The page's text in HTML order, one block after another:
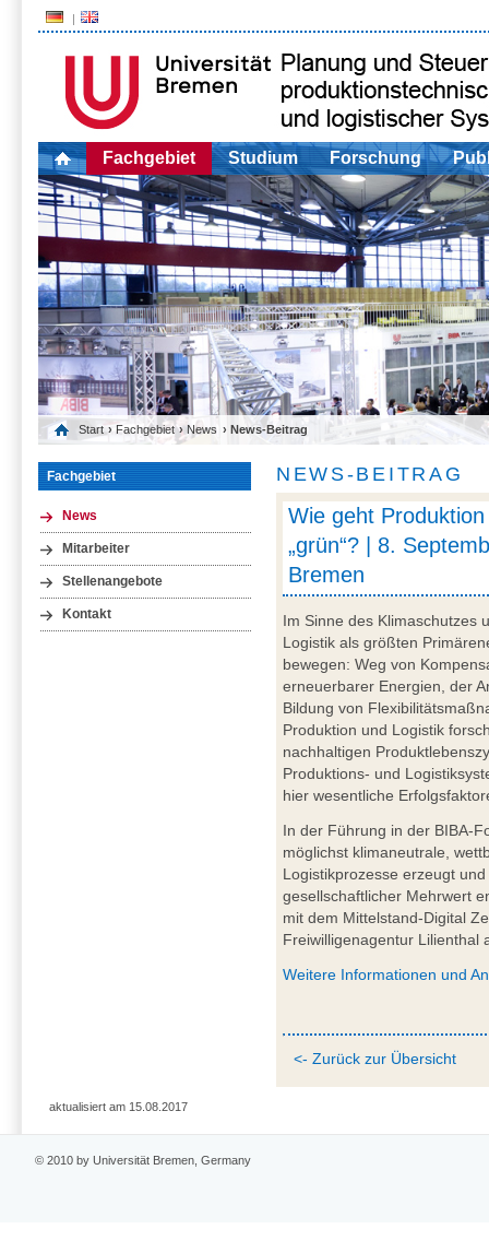
Fachgebiet Studium Forschung
Start › Fachgebiet › News › News-Beitrag
Fachgebiet
News
Mitarbeiter
Stellenangebote
Kontakt
NEWS-BEITRAG
Wie geht
„grün“? | 8.
Bremen
Im Sinne des Klimaschutzes
Logistik als größten
bewegen: Weg von
erneuerbarer Energien, der
Bildung von
Produktion und Logistik
nachhaltigen
Produktions- und
hier wesentliche
In der Führung in der BIBA-
möglichst klimaneutrale,
Logistikprozesse erzeugt
gesellschaftlicher Mehrwert
mit dem Mittelstand-Digital
Freiwilligenagentur Lilienthal
Weitere Informationen und
<- Zurück zur Übersicht
aktualisiert am 15.08.2017
© 2010 by Universität Bremen, Germany